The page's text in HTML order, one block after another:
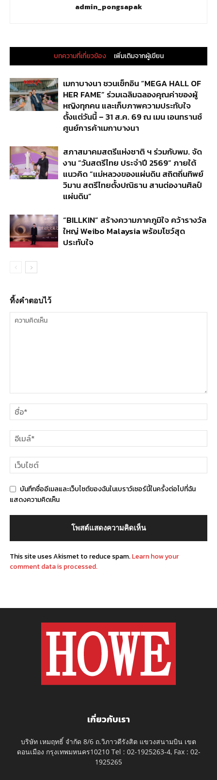
admin_pongsapak
บทความที่เกี่ยวข้อง เพิ่มเติมจากผู้เขียน
เมกาบางนา ชวนเช็กอิน “MEGA HALL OF
HER FAME” ร่วมเฉลิมฉลองคุณค่าของผู้
หญิงทุกคน และเก็บภาพความประทับใจ
ตั้งแต่วันนี้ – 31 ส.ค. 69 ณ เมน เอนทรานซ์
ศูนย์การค้าเมกาบางนา
สภาสมาคมสตรีแห่งชาติ ฯ ร่วมกับพม. จัด
งาน “วันสตรีไทย ประจำปี 2569” ภายใต้
แนวคิด “แม่หลวงของแผ่นดิน สถิตถิ่นทิพย์
วิมาน สตรีไทยตั้งปณิธาน สานต่องานศิลป์
แผ่นดิน”
“BILLKIN” สร้างความภาคภูมิใจ คว้ารางวัล
ใหญ่ Weibo Malaysia พร้อมโชว์สุด
ประทับใจ
ทิ้งคำตอบไว้
บันทึกชื่ออีเมลและเว็บไซต์ของฉันในเบราว์เซอร์นี้ในครั้งต่อไปที่ฉัน
แสดงความคิดเห็น
This site uses Akismet to reduce spam.Learn how your
comment data is processed.
เกี่ยวกับเรา
บริษัท เหมฤทธิ์ จำกัด 8/6 ถ.วิภาวดีรังสิต แขวงสนามบิน เขต
ดอนเมือง กรุงเทพมหนคร10210 Tel : 02-1925263-4, Fax : 02-
1925265